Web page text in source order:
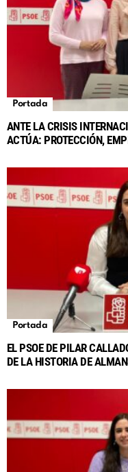
Portada
ANTE LA CRISIS
ACTÚA: PROTECCIÓN,
Portada
EL PSOE DE PILAR
DE LA HISTORIA DE